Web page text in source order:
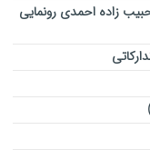
زاده احمدی رونمایی